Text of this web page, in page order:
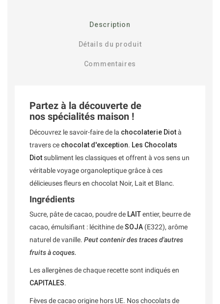
Description
Détails du produit
Commentaires
Partez à la découverte de
nos spécialités maison !
Découvrez le savoir-faire de la chocolaterie Diotà
travers ce chocolat d'exception. Les Chocolats
Diotsubliment les classiques et offrent à vos sens un
véritable voyage organoleptique grâce à ces
délicieuses fleurs en chocolat Noir, Lait et Blanc.
Ingrédients
Sucre, pâte de cacao, poudre de LAITentier, beurre de
cacao, émulsifiant : lécithine deSOJA (E322), arôme
naturel de vanille. Peut contenir des traces d'autres
fruits à coques.
Les allergènes de chaque recette sont indiqués en
CAPITALES.
Fèves de cacao origine hors UE. Nos chocolats de